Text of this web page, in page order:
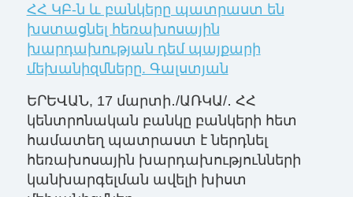
ՀՀ ԿԲ-ն և բանկերը պատրաստ են
խստացնել հեռախոսային
խարդախության դեմ պայքարի
մեխանիզմները. Գալստյան
ԵՐԵՎԱՆ, 17 մարտի․/ԱՌԿԱ/․ ՀՀ
կենտրոնական բանկը բանկերի հետ
համատեղ պատրաստ է ներդնել
հեռախոսային խարդախությունների
կանխարգելման ավելի խիստ